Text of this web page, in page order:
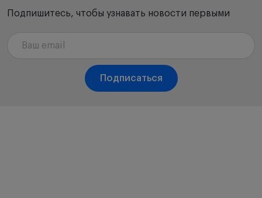
Подпишитесь, чтобы узнавать новости первыми
Подписаться